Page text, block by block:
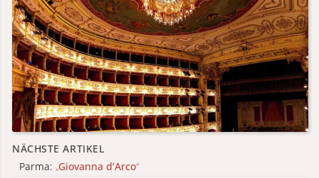
NÄCHSTE ARTIKEL
Parma: „Giovanna d’Arco“